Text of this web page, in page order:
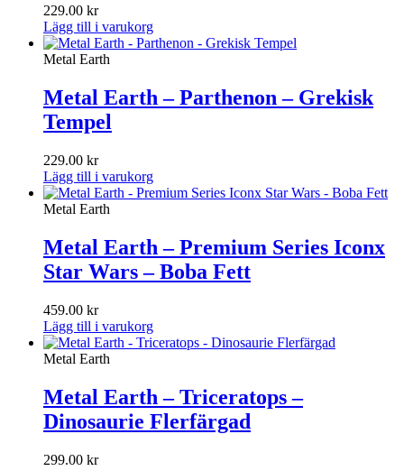
229.00 kr
Lägg till i varukorg
Metal Earth
Metal Earth – Parthenon – Grekisk
Tempel
229.00 kr
Lägg till i varukorg
Metal Earth
Metal Earth – Premium Series Iconx
Star Wars – Boba Fett
459.00 kr
Lägg till i varukorg
Metal Earth
Metal Earth – Triceratops –
Dinosaurie Flerfärgad
299.00 kr